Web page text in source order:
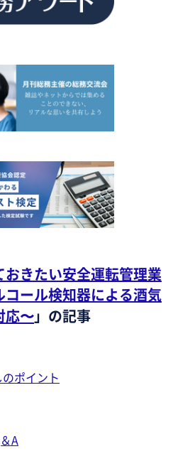
きたい安全運転管理業
ール検知器による酒気
応〜」の記事
ポイント
A